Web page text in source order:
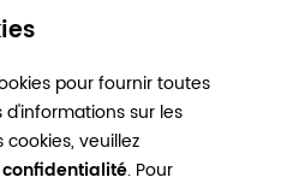
pour fournir toutes
d'informations sur les
veuillez
. Pour